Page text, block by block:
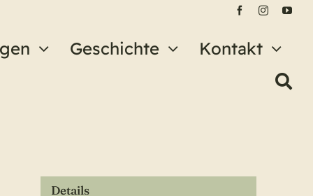
Geschichte Kontakt
Details